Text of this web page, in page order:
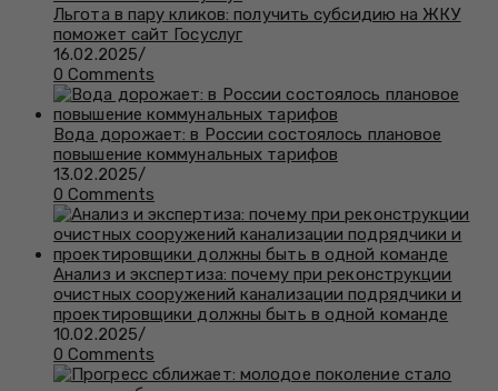
Льгота в пару кликов: получить субсидию на ЖКУ
поможет сайт Госуслуг
16.02.2025/
0 Comments
Вода дорожает: в России состоялось плановое
повышение коммунальных тарифов
13.02.2025/
0 Comments
Анализ и экспертиза: почему при реконструкции
очистных сооружений канализации подрядчики и
проектировщики должны быть в одной команде
10.02.2025/
0 Comments